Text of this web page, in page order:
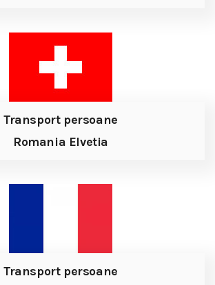
Transport persoane
Romania Elvetia
Transport persoane